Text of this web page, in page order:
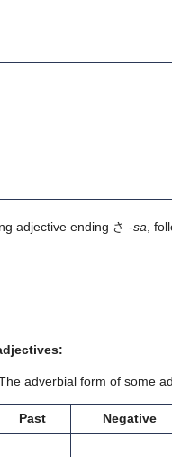
adjective ending さ -sa ,
adverbial form of some
Past Negative